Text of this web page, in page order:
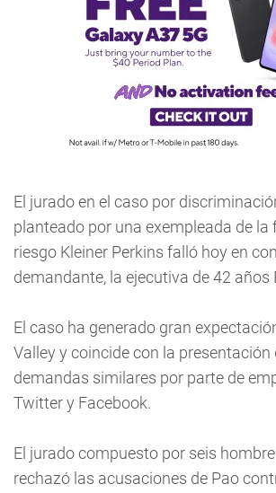
El jurado en el caso por
planteado por una exempleada de la
riesgo Kleiner Perkins falló hoy en
demandante, la ejecutiva de 42 años
El caso ha generado gran
Valley y coincide con la presentación
demandas similares por parte de
Twitter y Facebook.
El jurado compuesto por seis
rechazó las acusaciones de Pao